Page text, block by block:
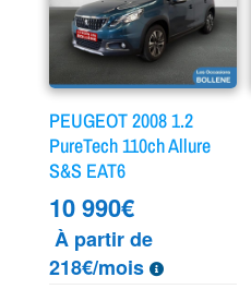
PEUGEOT 2008 1.2
PureTech 110ch Allure
S&S EAT6
10 990€
À partir de
218€/mois